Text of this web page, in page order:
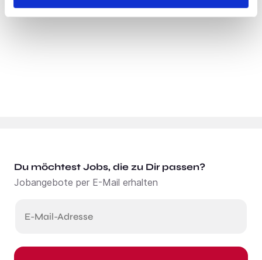
Du möchtest Jobs, die zu Dir passen?
Jobangebote per E-Mail erhalten
E-Mail-Adresse